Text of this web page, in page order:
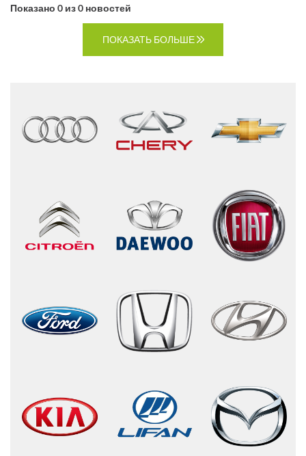
Показано 0 из 0 новостей
ПОКАЗАТЬ БОЛЬШЕ